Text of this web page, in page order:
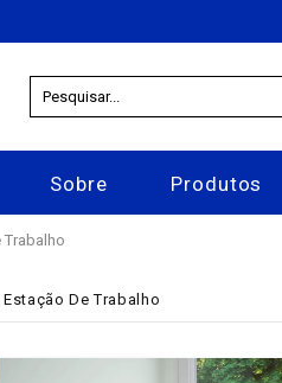
Sobre Produtos
Trabalho
Estação De Trabalho